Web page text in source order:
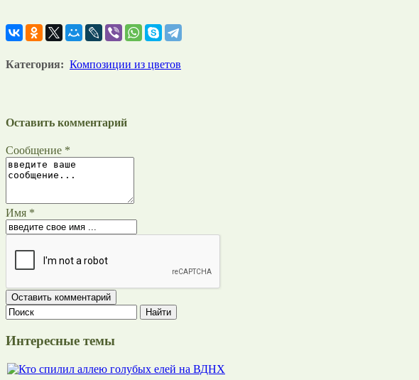
Категория: Композиции из цветов
Оставить комментарий
Сообщение *
Имя *
Интересные темы